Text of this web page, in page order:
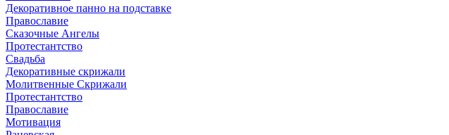
Декоративное панно на подставке
Православие
Сказочные Ангелы
Протестантство
Свадьба
Декоративные скрижали
Молитвенные Скрижали
Протестантство
Православие
Мотивация